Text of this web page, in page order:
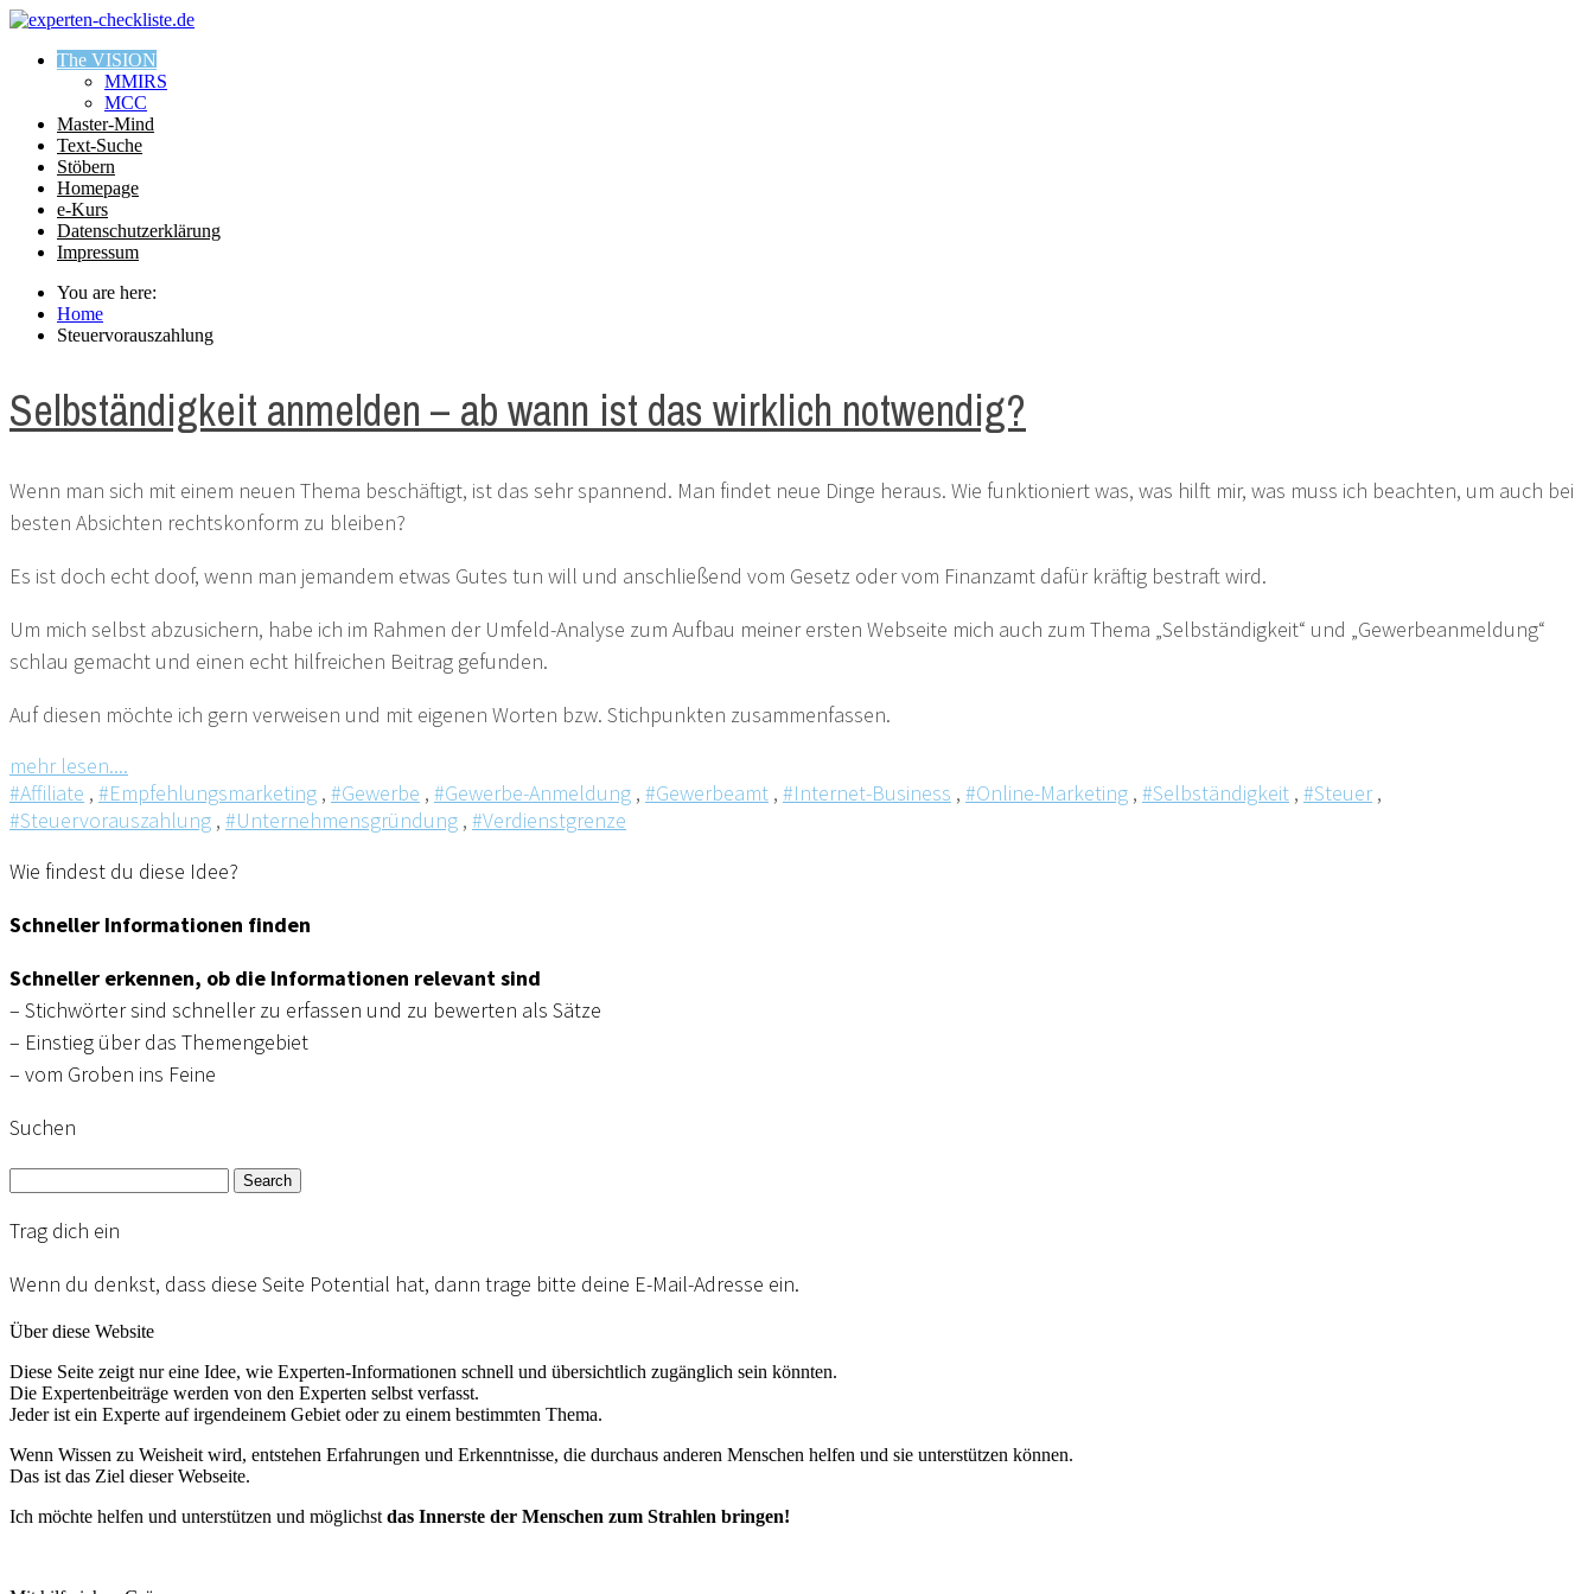
The VISION
MMIRS
MCC
Master-Mind
Text-Suche
Stöbern
Homepage
e-Kurs
Datenschutzerklärung
Impressum
You are here:
Home
Steuervorauszahlung
Selbständigkeit anmelden – ab wann ist das wirklich notwendig?
Wenn man sich mit einem neuen Thema beschäftigt, ist das sehr spannend. Man findet neue Dinge heraus. Wie funktioniert was, was hilft mir, was muss ich beachten, um auch bei
besten Absichten rechtskonform zu bleiben?
Es ist doch echt doof, wenn man jemandem etwas Gutes tun will und anschließend vom Gesetz oder vom Finanzamt dafür kräftig bestraft wird.
Um mich selbst abzusichern, habe ich im Rahmen der Umfeld-Analyse zum Aufbau meiner ersten Webseite mich auch zum Thema „Selbständigkeit“ und „Gewerbeanmeldung“
schlau gemacht und einen echt hilfreichen Beitrag gefunden.
Auf diesen möchte ich gern verweisen und mit eigenen Worten bzw. Stichpunkten zusammenfassen.
mehr lesen....
#Affiliate , #Empfehlungsmarketing , #Gewerbe , #Gewerbe-Anmeldung , #Gewerbeamt , #Internet-Business , #Online-Marketing , #Selbständigkeit , #Steuer,
#Steuervorauszahlung , #Unternehmensgründung , #Verdienstgrenze
Wie findest du diese Idee?
Schneller Informationen finden
Schneller erkennen, ob die Informationen relevant sind
– Stichwörter sind schneller zu erfassen und zu bewerten als Sätze
– Einstieg über das Themengebiet
– vom Groben ins Feine
Suchen
Search
Trag dich ein
Wenn du denkst, dass diese Seite Potential hat, dann trage bitte deine E-Mail-Adresse ein.
Über diese Website
Diese Seite zeigt nur eine Idee, wie Experten-Informationen schnell und übersichtlich zugänglich sein könnten.
Die Expertenbeiträge werden von den Experten selbst verfasst.
Jeder ist ein Experte auf irgendeinem Gebiet oder zu einem bestimmten Thema.
Wenn Wissen zu Weisheit wird, entstehen Erfahrungen und Erkenntnisse, die durchaus anderen Menschen helfen und sie unterstützen können.
Das ist das Ziel dieser Webseite.
Ich möchte helfen und unterstützen und möglichst das Innerste der Menschen zum Strahlen bringen!